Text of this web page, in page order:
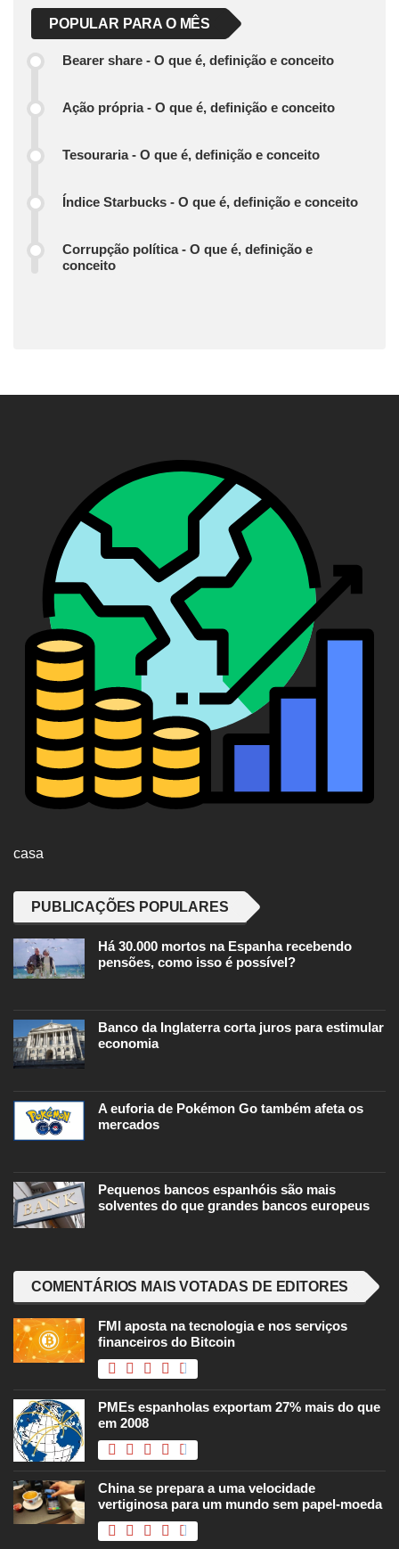
POPULAR PARA O MÊS
Bearer share - O que é, definição e conceito
Ação própria - O que é, definição e conceito
Tesouraria - O que é, definição e conceito
Índice Starbucks - O que é, definição e conceito
Corrupção política - O que é, definição e
conceito
casa
PUBLICAÇÕES POPULARES
Há 30.000 mortos na Espanha recebendo
pensões, como isso é possível?
Banco da Inglaterra corta juros para estimular
economia
A euforia de Pokémon Go também afeta os
mercados
Pequenos bancos espanhóis são mais
solventes do que grandes bancos europeus
COMENTÁRIOS MAIS VOTADAS DE EDITORES
FMI aposta na tecnologia e nos serviços
financeiros do Bitcoin
PMEs espanholas exportam 27% mais do que
em 2008
China se prepara a uma velocidade
vertiginosa para um mundo sem papel-moeda